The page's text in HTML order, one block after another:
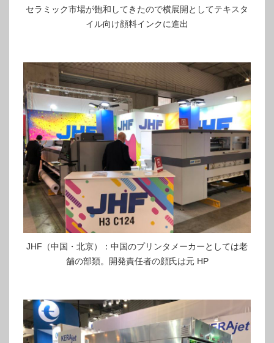
セラミック市場が飽和してきたので横展開としてテキスタ
イル向け顔料インクに進出
JHF（中国・北京）：中国のプリンタメーカーとしては老
舗の部類。開発責任者の顔氏は元 HP